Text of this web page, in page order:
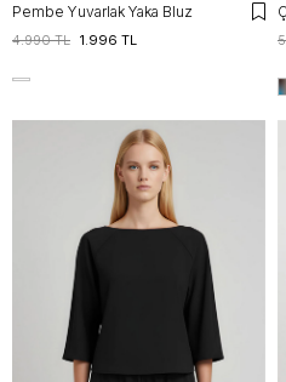
Pembe Yuvarlak Yaka Bluz
1.996 TL
4.990 TL